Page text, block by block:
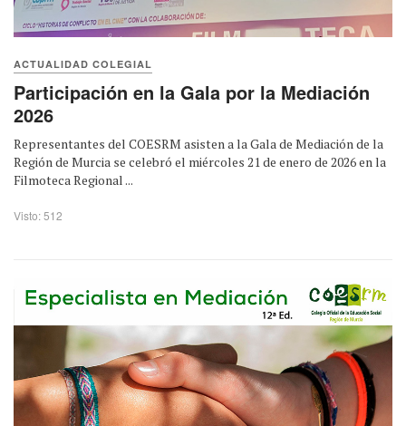
ACTUALIDAD COLEGIAL
Participación en la Gala por la Mediación
2026
Representantes del COESRM asisten a la Gala de Mediación de la
Región de Murcia se celebró el miércoles 21 de enero de 2026 en la
Filmoteca Regional ...
Visto: 512